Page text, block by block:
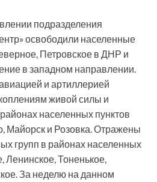
подразделения
освободили населенные
Петровское в ДНР и
в западном направлении.
и артиллерией
живой силы и
населенных пунктов
Майорск и Розовка. Отражены
групп в районах населенных
Ленинское, Тоненькое,
За неделю на данном